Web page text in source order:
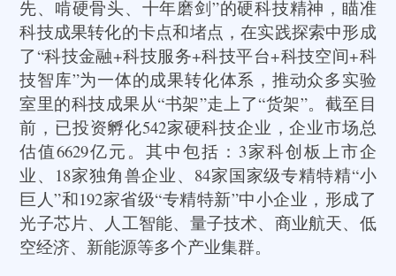
先、啃硬骨头、十年磨剑”的硬科技精神，瞄准
科技成果转化的卡点和堵点，在实践探索中形成
了“科技金融+科技服务+科技平台+科技空间+科
技智库”为一体的成果转化体系，推动众多实验
室里的科技成果从“书架”走上了“货架”。截至目
前，已投资孵化542家硬科技企业，企业市场总
估值6629亿元。其中包括：3家科创板上市企
业、18家独角兽企业、84家国家级专精特精“小
巨人”和192家省级“专精特新”中小企业，形成了
光子芯片、人工智能、量子技术、商业航天、低
空经济、新能源等多个产业集群。